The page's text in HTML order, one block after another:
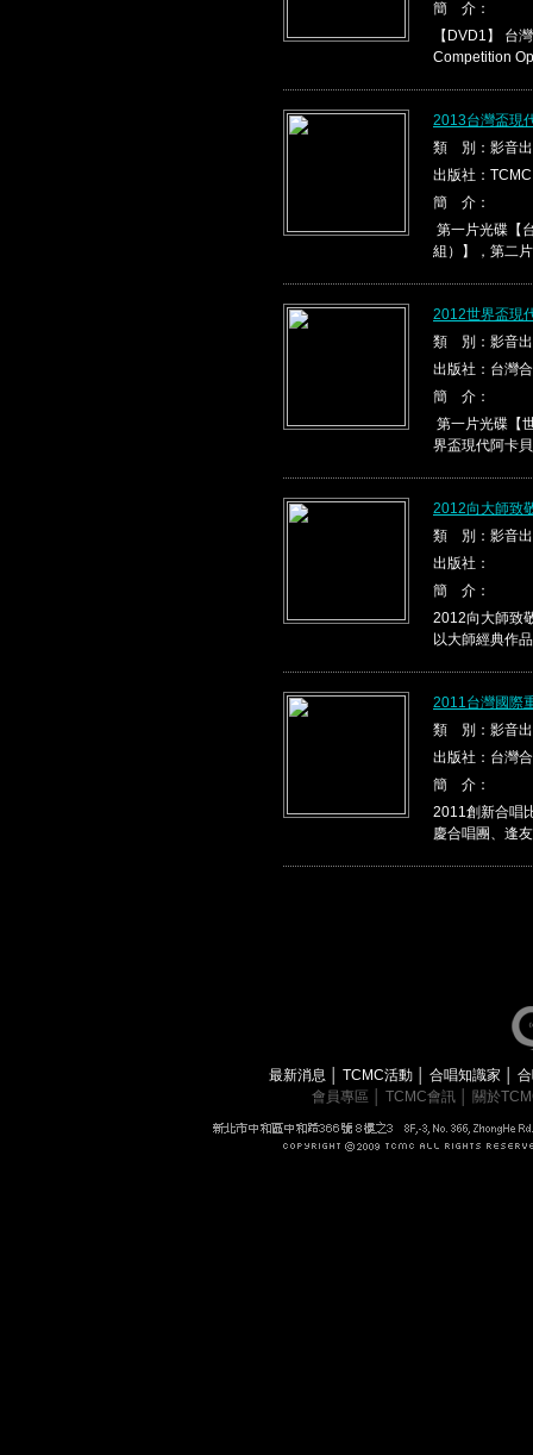
簡 介：
【DVD1】 台
Competition
2013台灣盃現
類 別：影音
出版社：TCMC
簡 介：
第一片光碟【
組）】，第二
2012世界盃現
類 別：影音
出版社：台灣
簡 介：
第一片光碟【
界盃現代阿卡
2012向大師致
類 別：影音
出版社：
簡 介：
2012向大師致
以大師經典作
2011台灣國際
類 別：影音
出版社：台灣
簡 介：
2011創新合唱
慶合唱團、逢
最新消息 TCMC活動 合唱知識家
會員專區
TCMC會訊 關於